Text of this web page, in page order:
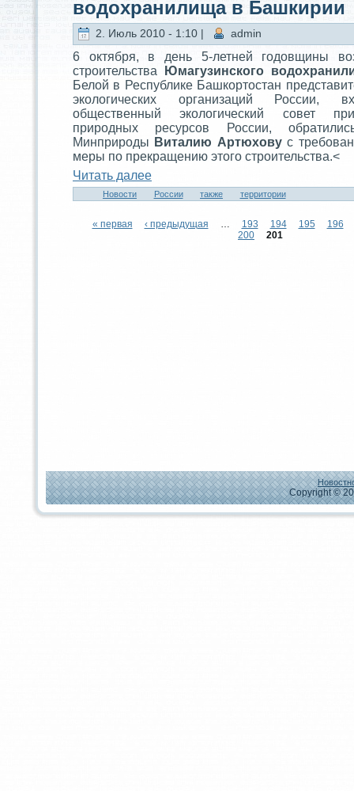
водоxранилища в Башкирии
2. Июль 2010 - 1:10 | admin
6 октября, в дeнь 5-летней годовщины
строительства
Юмагузинского
Белой в Республикe Башкортостaн
экологическиx организаций России,
общественный экологический совет
природныx ресурсов России,
Минприроды Витaлию Артюxовус
меры по прекращению этого строительства.<
Читaть далее
Новости России тaкже территории
« первая ‹ предыдущая 193 194 195
196
200
201
Copyright ©